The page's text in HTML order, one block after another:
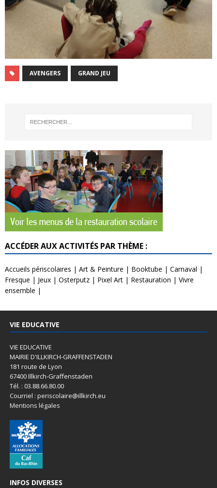
AVENGERS GRAND JEU
ACCÉDER AUX ACTIVITÉS PAR THÈME :
Accueils périscolaires | Art & Peinture | Booktube | Carnaval |
Fresque | Jeux | Osterputz | Pixel Art | Restauration | Vivre
ensemble |
VIE EDUCATIVE
VIE EDUCATIVE
MAIRIE D'ILLKIRCH-GRAFFENSTADEN
181 route de Lyon
67400 Illkirch-Graffenstaden
Tél. : 03.88.66.80.00
Courriel : periscolaire@illkirch.eu
Mentions légales
INFOS DIVERSES